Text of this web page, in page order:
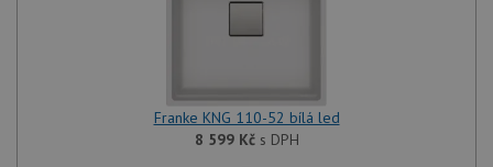
Franke KNG 110-52 bílá led
8 599 Kčs DPH